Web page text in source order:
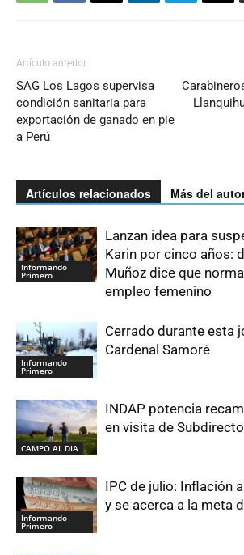
Artículo anterior
SAG Los Lagos supervisa
condición sanitaria para
exportación de ganado en pie
a Perú
Artículos relacionados Más del
Informando
Primero
Lanzan idea para
Karin por cinco años:
Muñoz dice que
empleo femenino
Informando
Primero
Cerrado durante esta
Cardenal Samoré
CAMPO AL DIA
INDAP potencia
en visita de
Informando
Primero
IPC de julio: Inflación
y se acerca a la meta